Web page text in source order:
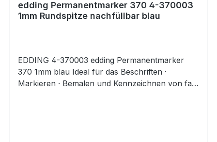
edding Permanentmarker 370 4-370003
1mm Rundspitze nachfüllbar blau
EDDING 4-370003 edding Permanentmarker
370 1mm blau Ideal für das Beschriften ·
Markieren · Bemalen und Kennzeichnen von fast